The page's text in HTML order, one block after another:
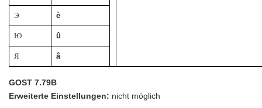
Э è
Ю û
Я â
GOST 7.79B
Erweiterte Einstellungen: nicht möglich